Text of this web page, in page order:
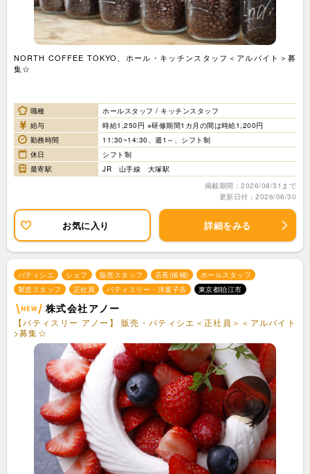
NORTH COFFEE TOKYO、ホール・キッチンスタッフ＜アルバイト＞募
集☆
職種
ホールスタッフ / キッチンスタッフ
給与
時給1,250円 ※研修期間1カ月の間は時給1,200円
勤務時間
11:30~14:30、週1～、シフト制
休日
シフト制
最寄駅
JR 山手線 大塚駅
掲載期間：2026/08/31まで
更新日付：2026/06/30
お気に入り 詳細をみる
パティシエ シェフ 販売スタッフ 店長(候補)
ホールスタッフ
製造スタッフ
正社員 パティスリー・洋菓子店 東京都狛江市
株式会社アノー
【パティスリー アノー】 販売・パティシエ＜正社員＞＜アルバイト
>募集☆